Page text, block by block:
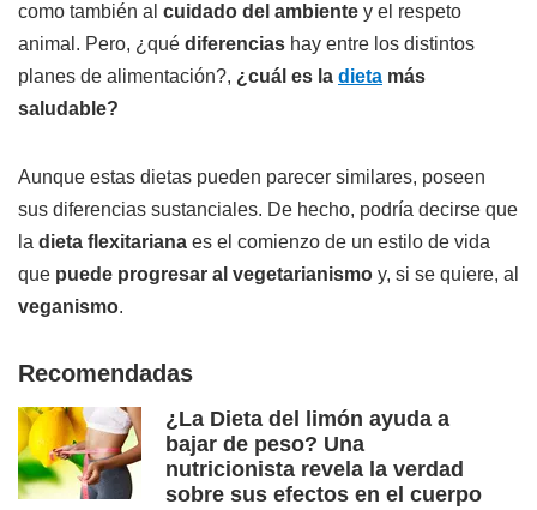
como también al cuidado del ambiente y el respeto
animal. Pero, ¿qué diferencias hay entre los distintos
planes de alimentación?, ¿cuál es la dieta más
saludable?
Aunque estas dietas pueden parecer similares, poseen
sus diferencias sustanciales. De hecho, podría decirse que
la dieta flexitariana es el comienzo de un estilo de vida
que puede progresar al vegetarianismo y, si se quiere, al
veganismo.
Recomendadas
¿La Dieta del limón ayuda a
bajar de peso? Una
nutricionista revela la verdad
sobre sus efectos en el cuerpo